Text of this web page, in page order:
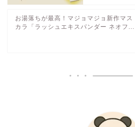
お湯落ちが最高！マジョマジョ新作マス
カラ「ラッシュエキスパンダー ネオフ...